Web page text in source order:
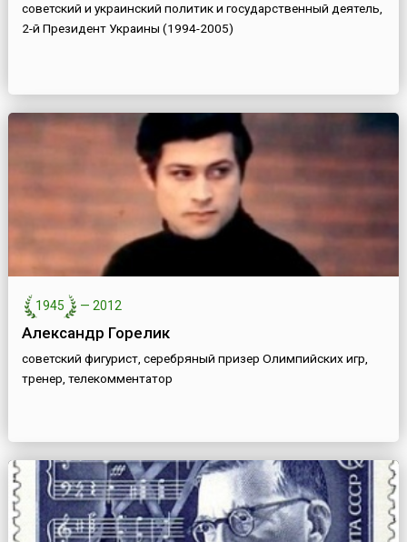
советский и украинский политик и государственный деятель,
2-й Президент Украины (1994-2005)
1945 — 2012
Александр Горелик
советский фигурист, серебряный призер Олимпийских игр,
тренер, телекомментатор